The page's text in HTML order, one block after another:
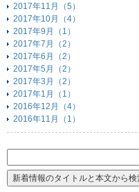
2017年11月（5）
2017年10月（4）
2017年9月（1）
2017年7月（2）
2017年6月（2）
2017年5月（2）
2017年3月（2）
2017年1月（1）
2016年12月（4）
2016年11月（1）